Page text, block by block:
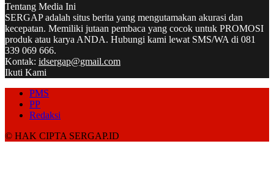
Tentang Media Ini
SERGAP adalah situs berita yang mengutamakan akurasi dan
kecepatan. Memiliki jutaan pembaca yang cocok untuk PROMOSI
produk atau karya ANDA. Hubungi kami lewat SMS/WA di 081
339 069 666.
Kontak: idsergap@gmail.com
Ikuti Kami
PMS
PP
Redaksi
© HAK CIPTA SERGAP.ID